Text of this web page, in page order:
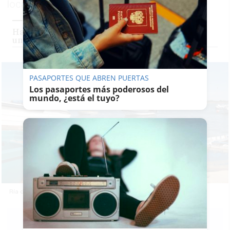
localidad onubense
Hallan el cadáver de una joven de 18 años con
una bolsa en la cabeza en un pueblo de Huelva
Ría de Punta Umbría donde se ha localizado el cadáver. MAPIO
PASAPORTES QUE ABREN PUERTAS
Los pasaportes más poderosos del
mundo, ¿está el tuyo?